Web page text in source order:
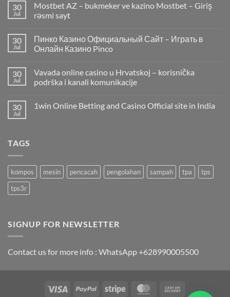
30
Jul
Mostbet AZ – bukmeker ve kazino Mostbet – Giriş
rəsmi sayt
30
Jul
Пинко Казино Официальный Сайт – Играть в
Онлайн Казино Pinco
30
Jul
Vavada online casino u Hrvatskoj – korisnička
podrška i kanali komunikacije
30
Jul
1win Online Betting and Casino Official site in India
TAGS
kompos mesin pencacah pengolahan sampah tpa
tps
tps3r
SIGNUP FOR NEWSLETTER
Contact us for more info : WhatsApp +628990005500